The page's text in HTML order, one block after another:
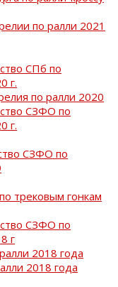
по ралли 2021
СПб по
г.
по ралли 2020
СЗФО по
г.
СЗФО по
трековым гонкам
СЗФО по
г
2018 года
2018 года